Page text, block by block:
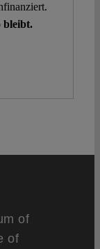
bleibt.
of
of